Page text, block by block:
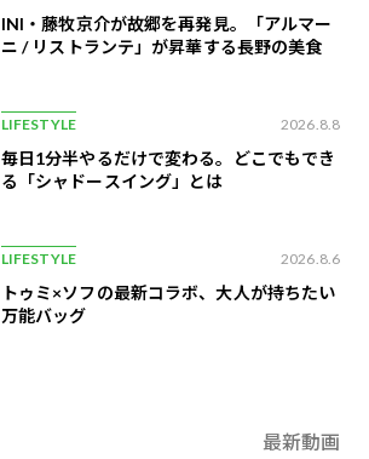
INI・藤牧京介が故郷を再発見。「アルマー
ニ / リストランテ」が昇華する長野の美食
LIFESTYLE 2026.8.8
毎日1分半やるだけで変わる。どこでもでき
る「シャドースイング」とは
LIFESTYLE 2026.8.6
トゥミ×ソフの最新コラボ、大人が持ちたい
万能バッグ
最新動画